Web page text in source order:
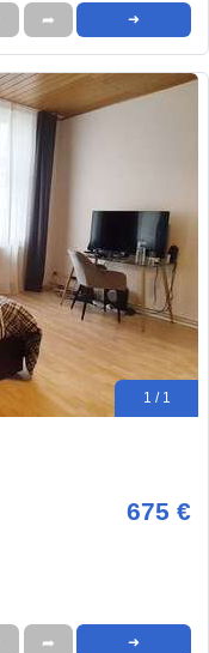
➦ ➜
1 / 1
675 €
➦ ➜